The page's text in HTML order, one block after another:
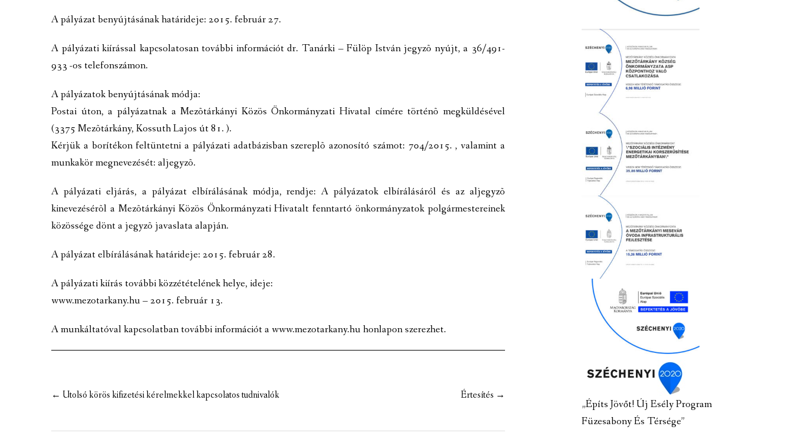
A pályázat benyújtásának határideje: 2015. február 27.
A pályázati kiírással kapcsolatosan további információt dr. Tanárki – Fülöp István jegyzõ nyújt, a 36/491-
933 -os telefonszámon.
A pályázatok benyújtásának módja:
Postai úton, a pályázatnak a Mezõtárkányi Közös Önkormányzati Hivatal címére történõ megküldésével
(3375 Mezõtárkány, Kossuth Lajos út 81. ).
Kérjük a borítékon feltüntetni a pályázati adatbázisban szereplõ azonosító számot: 704/2015. , valamint a
munkakör megnevezését: aljegyzõ.
A pályázati eljárás, a pályázat elbírálásának módja, rendje: A pályázatok elbírálásáról és az aljegyzõ
kinevezésérõl a Mezõtárkányi Közös Önkormányzati Hivatalt fenntartó önkormányzatok polgármestereinek
közössége dönt a jegyzõ javaslata alapján.
A pályázat elbírálásának határideje: 2015. február 28.
A pályázati kiírás további közzétételének helye, ideje:
www.mezotarkany.hu – 2015. február 13.
A munkáltatóval kapcsolatban további információt a www.mezotarkany.hu honlapon szerezhet.
Post
← Utolsó körös kifizetési kérelmekkel kapcsolatos tudnivalók Értesítés →
„Építs Jövőt! Új Esély Program
Füzesabony És Térsége”